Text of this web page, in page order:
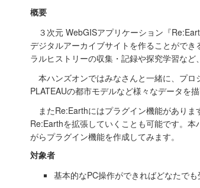
概要
３次元 WebGISアプリケーション『
デジタルアーカイブサイトを作ることがで
ラルヒストリーの収集・記録や探究学習など
本ハンズオンではみなさんと一緒に、プロ
PLATEAUの都市モデルなど様々なデータを
またRe:Earthにはプラグイン機能がありま
Re:Earthを拡張していくことも可能です。
がらプラグイン機能を作成してみます。
対象者
基本的なPC操作ができればどなたでも